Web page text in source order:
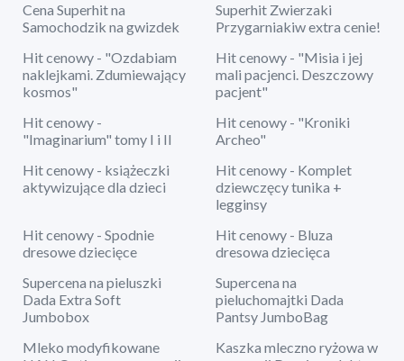
Cena Superhit na
Samochodzik na gwizdek
Superhit Zwierzaki
Przygarniakiw extra cenie!
Hit cenowy - "Ozdabiam
naklejkami. Zdumiewający
kosmos"
Hit cenowy - "Misia i jej
mali pacjenci. Deszczowy
pacjent"
Hit cenowy -
"Imaginarium" tomy I i II
Hit cenowy - "Kroniki
Archeo"
Hit cenowy - książeczki
aktywizujące dla dzieci
Hit cenowy - Komplet
dziewczęcy tunika +
legginsy
Hit cenowy - Spodnie
dresowe dziecięce
Hit cenowy - Bluza
dresowa dziecięca
Supercena na pieluszki
Dada Extra Soft
Jumbobox
Supercena na
pieluchomajtki Dada
Pantsy JumboBag
Mleko modyfikowane
Kaszka mleczno ryżowa w